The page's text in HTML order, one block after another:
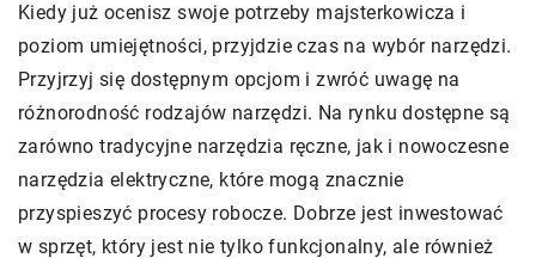
Kiedy już ocenisz swoje potrzeby majsterkowicza i
poziom umiejętności, przyjdzie czas na wybór narzędzi.
Przyjrzyj się dostępnym opcjom i zwróć uwagę na
różnorodność rodzajów narzędzi. Na rynku dostępne są
zarówno tradycyjne narzędzia ręczne, jak i nowoczesne
narzędzia elektryczne, które mogą znacznie
przyspieszyć procesy robocze. Dobrze jest inwestować
w sprzęt, który jest nie tylko funkcjonalny, ale również